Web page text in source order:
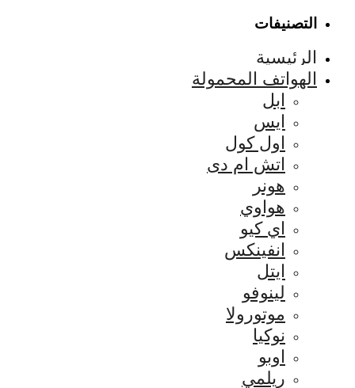
التصنيفات
الرئيسية
الهواتف المحمولة
ابل
ايس
اول كول
اتش ام دى
هونر
هواوي
اي كيو
انفينكس
ايتل
لينوفو
موتورولا
نوكيا
اوبو
ريلمي